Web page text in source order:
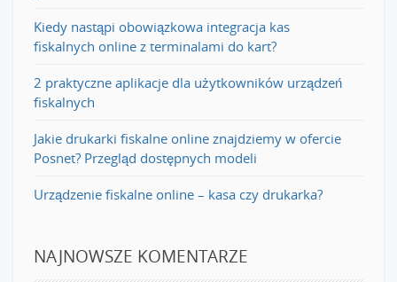
Kiedy nastąpi obowiązkowa integracja kas
fiskalnych online z terminalami do kart?
2 praktyczne aplikacje dla użytkowników urządzeń
fiskalnych
Jakie drukarki fiskalne online znajdziemy w ofercie
Posnet? Przegląd dostępnych modeli
Urządzenie fiskalne online – kasa czy drukarka?
NAJNOWSZE KOMENTARZE